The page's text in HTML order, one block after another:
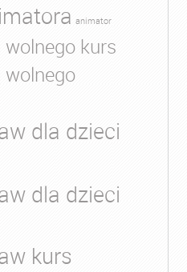
animator
kurs
dla dzieci
dla dzieci
kurs